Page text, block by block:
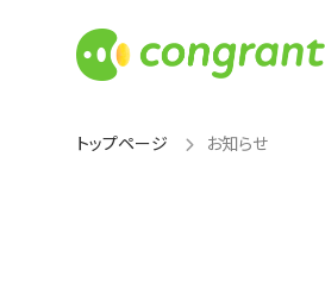
トップページ お知らせ